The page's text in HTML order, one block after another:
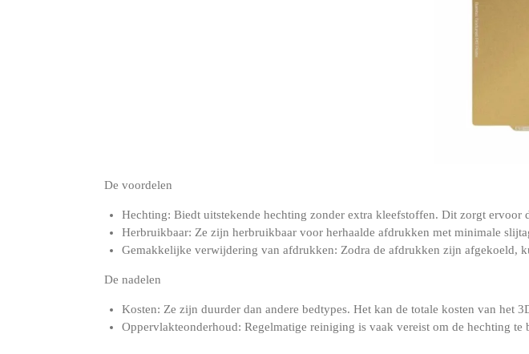
De voordelen
Hechting: Biedt uitstekende hechting zonder extra kleefstoffen. Dit zorgt ervoor
Herbruikbaar: Ze zijn herbruikbaar voor herhaalde afdrukken met minimale
Gemakkelijke verwijdering van afdrukken: Zodra de afdrukken zijn afgekoeld,
De nadelen
Kosten: Ze zijn duurder dan andere bedtypes. Het kan de totale kosten van het
Oppervlakteonderhoud: Regelmatige reiniging is vaak vereist om de hechting